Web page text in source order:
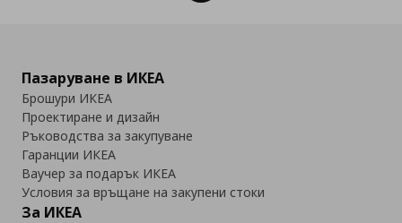
Пазаруване в ИКЕА
Брошури ИКЕА
Проектиране и дизайн
Ръководства за закупуване
Гаранции ИКЕА
Ваучер за подарък ИКЕА
Условия за връщане на закупени стоки
За ИКЕА